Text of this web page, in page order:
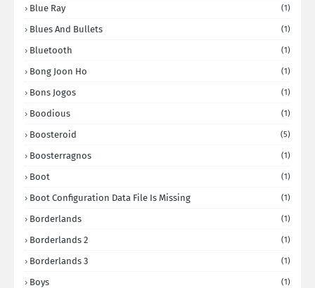
Blue Ray (1)
Blues And Bullets (1)
Bluetooth (1)
Bong Joon Ho (1)
Bons Jogos (1)
Boodious (1)
Boosteroid (5)
Boosterragnos (1)
Boot (1)
Boot Configuration Data File Is Missing (1)
Borderlands (1)
Borderlands 2 (1)
Borderlands 3 (1)
Boys (1)